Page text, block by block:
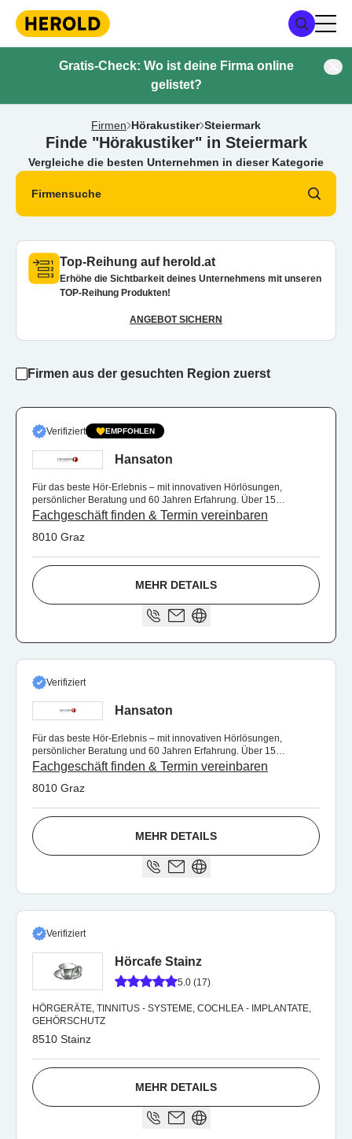
Gratis-Check: Wo ist deine Firma online
gelistet?
Firmen Hörakustiker Steiermark
Finde "Hörakustiker" in Steiermark
Vergleiche die besten Unternehmen in dieser Kategorie
Firmensuche
Top-Reihung auf herold.at
Erhöhe die Sichtbarkeit deines Unternehmens mit unseren
TOP-Reihung Produkten!
ANGEBOT SICHERN
Firmen aus der gesuchten Region zuerst
Verifiziert EMPFOHLEN
Hansaton
Für das beste Hör-Erlebnis – mit innovativen Hörlösungen,
persönlicher Beratung und 60 Jahren Erfahrung. Über 15
Fachgeschäfte in der Steiermark.
Fachgeschäft finden & Termin vereinbaren
8010 Graz
MEHR DETAILS
Verifiziert
Hansaton
Für das beste Hör-Erlebnis – mit innovativen Hörlösungen,
persönlicher Beratung und 60 Jahren Erfahrung. Über 15
Fachgeschäfte in der Steiermark.
Fachgeschäft finden & Termin vereinbaren
8010 Graz
MEHR DETAILS
Verifiziert
Hörcafe Stainz
5.0 (17)
HÖRGERÄTE, TINNITUS - SYSTEME, COCHLEA - IMPLANTATE,
GEHÖRSCHUTZ
8510 Stainz
MEHR DETAILS